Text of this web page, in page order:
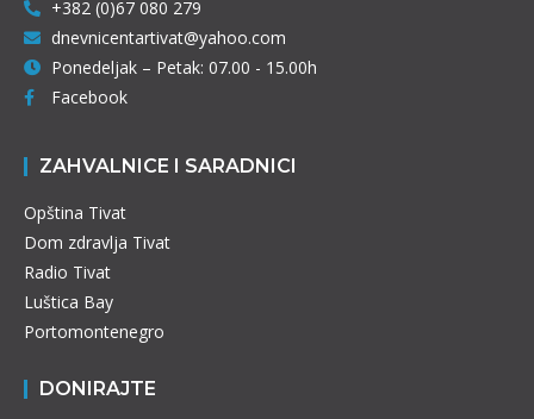
+382 (0)67 080 279
dnevnicentartivat@yahoo.com
Ponedeljak – Petak: 07.00 - 15.00h
Facebook
ZAHVALNICE I SARADNICI
Opština Tivat
Dom zdravlja Tivat
Radio Tivat
Luštica Bay
Portomontenegro
DONIRAJTE